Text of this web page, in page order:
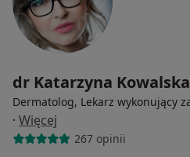
dr Katarzyna
Dermatolog, Lekarz wykonujący
· Więcej
267 opinii